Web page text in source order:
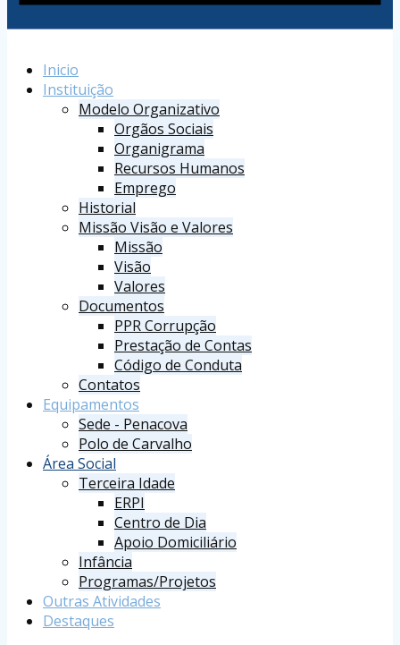
Inicio
Instituição
Modelo Organizativo
Orgãos Sociais
Organigrama
Recursos Humanos
Emprego
Historial
Missão Visão e Valores
Missão
Visão
Valores
Documentos
PPR Corrupção
Prestação de Contas
Código de Conduta
Contatos
Equipamentos
Sede - Penacova
Polo de Carvalho
Área Social
Terceira Idade
ERPI
Centro de Dia
Apoio Domiciliário
Infância
Programas/Projetos
Outras Atividades
Destaques